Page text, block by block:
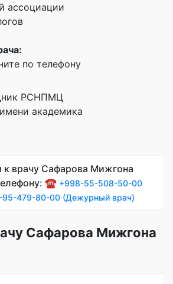
ассоциации
по телефону
РСНПМЦ
академика
к врачу Сафарова Мижгона
☎️ +998-55-508-50-00
95-479-80-00 (Дежурный врач)
Сафарова Мижгона